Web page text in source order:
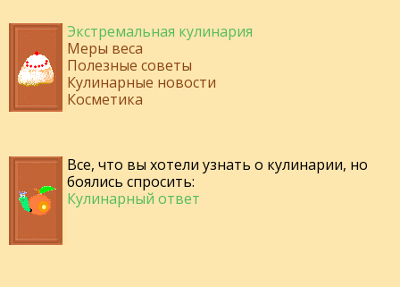
Экстремальная кулинария
Меры веса
Полезные советы
Кулинарные новости
Косметика
Все, что вы хотели узнать о кулинарии, но
боялись спросить:
Кулинарный ответ